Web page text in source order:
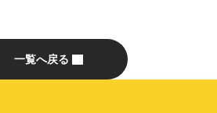
一覧へ戻る